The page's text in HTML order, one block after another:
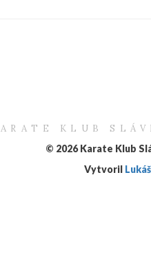
KLUB
© 2026 Karate Klub
Vytvoril